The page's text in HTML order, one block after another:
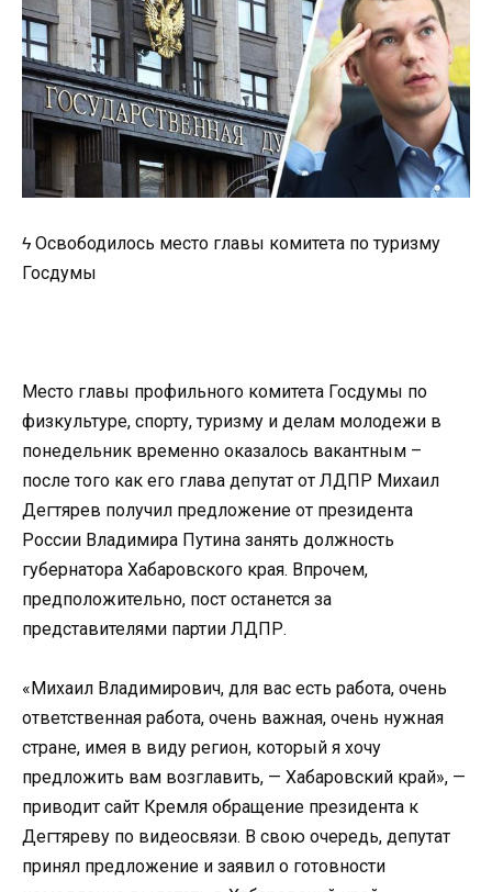
ϟ Освободилось место главы комитета по туризму
Госдумы
Место главы профильного комитета Госдумы по
физкультуре, спорту, туризму и делам молодежи в
понедельник временно оказалось вакантным –
после того как его глава депутат от ЛДПР Михаил
Дегтярев получил предложение от президента
России Владимира Путина занять должность
губернатора Хабаровского края. Впрочем,
предположительно, пост останется за
представителями партии ЛДПР.
«Михаил Владимирович, для вас есть работа, очень
ответственная работа, очень важная, очень нужная
стране, имея в виду регион, который я хочу
предложить вам возглавить, — Хабаровский край», —
приводит сайт Кремля обращение президента к
Дегтяреву по видеосвязи. В свою очередь, депутат
принял предложение и заявил о готовности